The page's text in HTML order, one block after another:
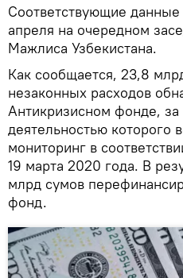
Соответствующие
апреля на очередном
Мажлиса Узбекистана.
Как сообщается, 23,8
незаконных расходов
Антикризисном фонде,
деятельностью которого
мониторинг в
19 марта 2020 года. В
млрд сумов
фонд.